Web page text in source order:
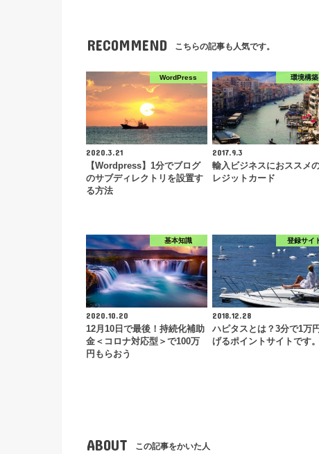
RECOMMEND こちらの記事も人気です。
WordPress
2020.3.21
【Wordpress】1分でブログ
のサブディレクトリを設置す
る方法
環境構築
2017.9.3
輸入ビジネスにおススメ
レジットカード
基本知識
2020.10.20
12月10日で最後！持続化補助
金＜コロナ対応型＞で100万
円もらおう
登録サイ
2018.12.28
ハピタスとは？3分で1万
げるポイントサイトです。
ABOUT この記事をかいた人